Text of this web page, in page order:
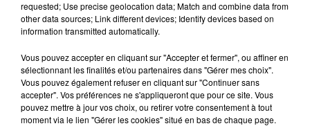
8 août 2026
ex-conjoint et dit regretter...
requested; Use precise geolocation data; Match and combine data from
other data sources; Link different devices; Identify devices based on
information transmitted automatically.
Vous pouvez accepter en cliquant sur "Accepter et fermer", ou affiner en
sélectionnant les finalités et/ou partenaires dans "Gérer mes choix".
Vous pouvez également refuser en cliquant sur "Continuer sans
accepter". Vos préférences ne s'appliqueront que pour ce site. Vous
pouvez mettre à jour vos choix, ou retirer votre consentement à tout
moment via le lien "Gérer les cookies" situé en bas de chaque page.